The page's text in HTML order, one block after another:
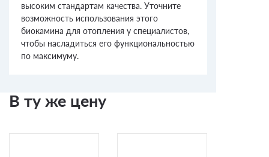
высоким стандартам качества. Уточните
возможность использования этого
биокамина для отопления у специалистов,
чтобы насладиться его функциональностью
по максимуму.
В ту же цену